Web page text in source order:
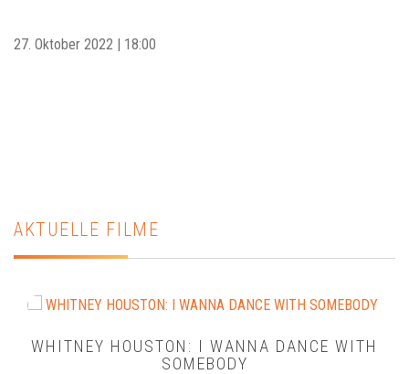
27. Oktober 2022 | 18:00
AKTUELLE FILME
WHITNEY HOUSTON: I WANNA DANCE WITH
SOMEBODY